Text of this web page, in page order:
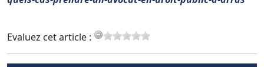
Evaluez cet article :